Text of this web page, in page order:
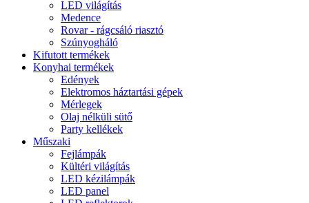
LED világítás
Medence
Rovar - rágcsáló riasztó
Szúnyogháló
Kifutott termékek
Konyhai termékek
Edények
Elektromos háztartási gépek
Mérlegek
Olaj nélküli sütő
Party kellékek
Műszaki
Fejlámpák
Kültéri világítás
LED kézilámpák
LED panel